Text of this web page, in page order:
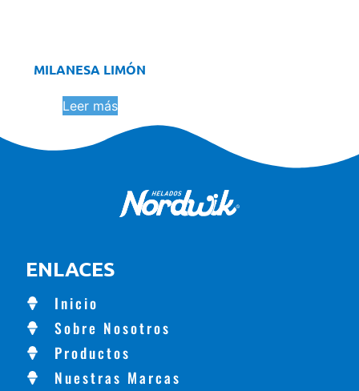
MILANESA LIMÓN
Leer más
ENLACES
Inicio
Sobre Nosotros
Productos
Nuestras Marcas